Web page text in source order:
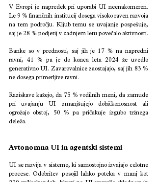
V Evropi je napredek pri uporabi UI neenakomeren.
Le 9 % finančnih institucij dosega visoko raven razvoja
na tem področju. Kljub temu se uvajanje pospešuje,
saj je 28 % podjetij v zadnjem letu povečalo aktivnosti.
Banke so v prednosti, saj jih je 17 % na napredni
ravni, 41 % pa je do konca leta 2024 že uvedlo
generativno UI. Zavarovalnice zaostajajo, saj jih 83 %
ne dosega primerljive ravni.
Raziskave kažejo, da 75 % vodilnih meni, da zamude
pri uvajanju UI zmanjšujejo dobičkonosnost ali
ogrožajo obstoj, 50 % pa pričakuje izgubo tržnega
deleža.
Avtonomna UI in agentski sistemi
UI se razvija v sisteme, ki samostojno izvajajo celotne
procese. Odobritev posojil lahko poteka v manj kot